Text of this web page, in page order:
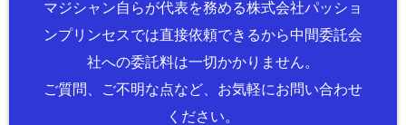
マジシャン自らが代表を務める株式会社パッショ
ンプリンセスでは直接依頼できるから中間委託会
社への委託料は一切かかりません。
ご質問、ご不明な点など、お気軽にお問い合わせ
ください。